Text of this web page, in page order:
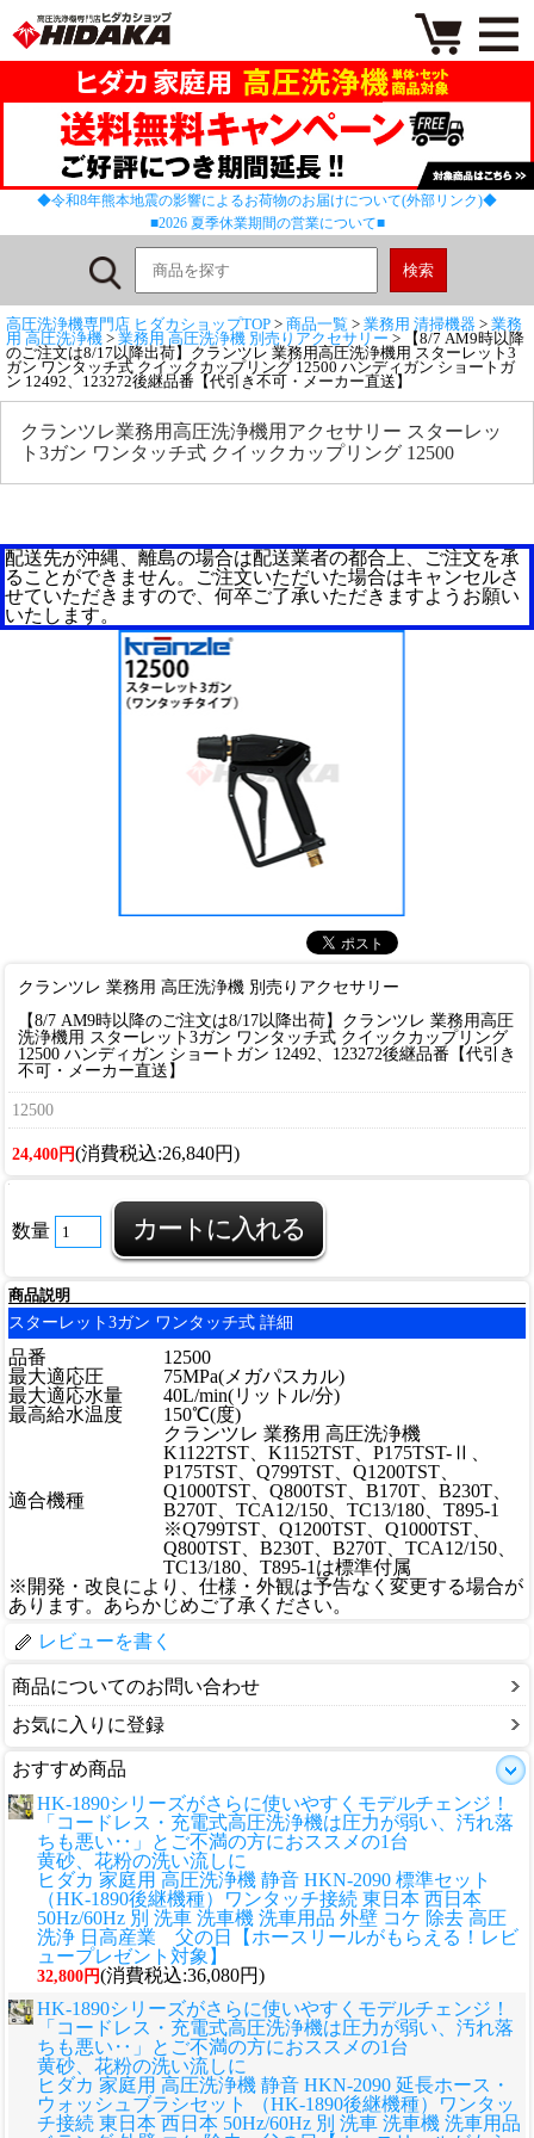
◆令和8年熊本地震の影響によるお荷物のお届けについて(外部リンク)◆
■2026 夏季休業期間の営業について■
高圧洗浄機専門店 ヒダカショップTOP > 商品一覧 > 業務用 清掃機器 > 業務
用 高圧洗浄機 > 業務用 高圧洗浄機 別売りアクセサリー > 【8/7 AM9時以降
のご注文は8/17以降出荷】クランツレ 業務用高圧洗浄機用 スターレット3
ガン ワンタッチ式 クイックカップリング 12500 ハンディガン ショートガ
ン 12492、123272後継品番【代引き不可・メーカー直送】
クランツレ業務用高圧洗浄機用アクセサリー スターレッ
ト3ガン ワンタッチ式 クイックカップリング 12500
配送先が沖縄、離島の場合は配送業者の都合上、ご注文を承
ることができません。ご注文いただいた場合はキャンセルさ
せていただきますので、何卒ご了承いただきますようお願い
いたします。
クランツレ 業務用 高圧洗浄機 別売りアクセサリー
【8/7 AM9時以降のご注文は8/17以降出荷】クランツレ 業務用高圧
洗浄機用 スターレット3ガン ワンタッチ式 クイックカップリング
12500 ハンディガン ショートガン 12492、123272後継品番【代引き
不可・メーカー直送】
12500
24,400円(消費税込:26,840円)
数量
商品説明
スターレット3ガン ワンタッチ式 詳細
品番
12500
最大適応圧
75MPa(メガパスカル)
最大適応水量
40L/min(リットル/分)
最高給水温度
150℃(度)
適合機種
クランツレ 業務用 高圧洗浄機
K1122TST、K1152TST、P175TST-Ⅱ、
P175TST、Q799TST、Q1200TST、
Q1000TST、Q800TST、B170T、B230T、
B270T、TCA12/150、TC13/180、T895-1
※Q799TST、Q1200TST、Q1000TST、
Q800TST、B230T、B270T、TCA12/150、
TC13/180、T895-1は標準付属
※開発・改良により、仕様・外観は予告なく変更する場合が
あります。あらかじめご了承ください。
レビューを書く
商品についてのお問い合わせ
お気に入りに登録
おすすめ商品
HK-1890シリーズがさらに使いやすくモデルチェンジ！
「コードレス・充電式高圧洗浄機は圧力が弱い、汚れ落
ちも悪い‥」とご不満の方におススメの1台
黄砂、花粉の洗い流しに
ヒダカ 家庭用 高圧洗浄機 静音 HKN-2090 標準セット
（HK-1890後継機種）ワンタッチ接続 東日本 西日本
50Hz/60Hz 別 洗車 洗車機 洗車用品 外壁 コケ 除去 高圧
洗浄 日高産業 父の日【ホースリールがもらえる！レビ
ュープレゼント対象】
32,800円(消費税込:36,080円)
HK-1890シリーズがさらに使いやすくモデルチェンジ！
「コードレス・充電式高圧洗浄機は圧力が弱い、汚れ落
ちも悪い‥」とご不満の方におススメの1台
黄砂、花粉の洗い流しに
ヒダカ 家庭用 高圧洗浄機 静音 HKN-2090 延長ホース・
ウォッシュブラシセット （HK-1890後継機種）ワンタッ
チ接続 東日本 西日本 50Hz/60Hz 別 洗車 洗車機 洗車用品